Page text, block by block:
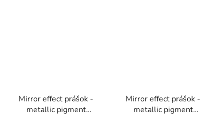
Mirror effect prášok -
metallic pigment
Mirror effect prášok -
metallic pigment